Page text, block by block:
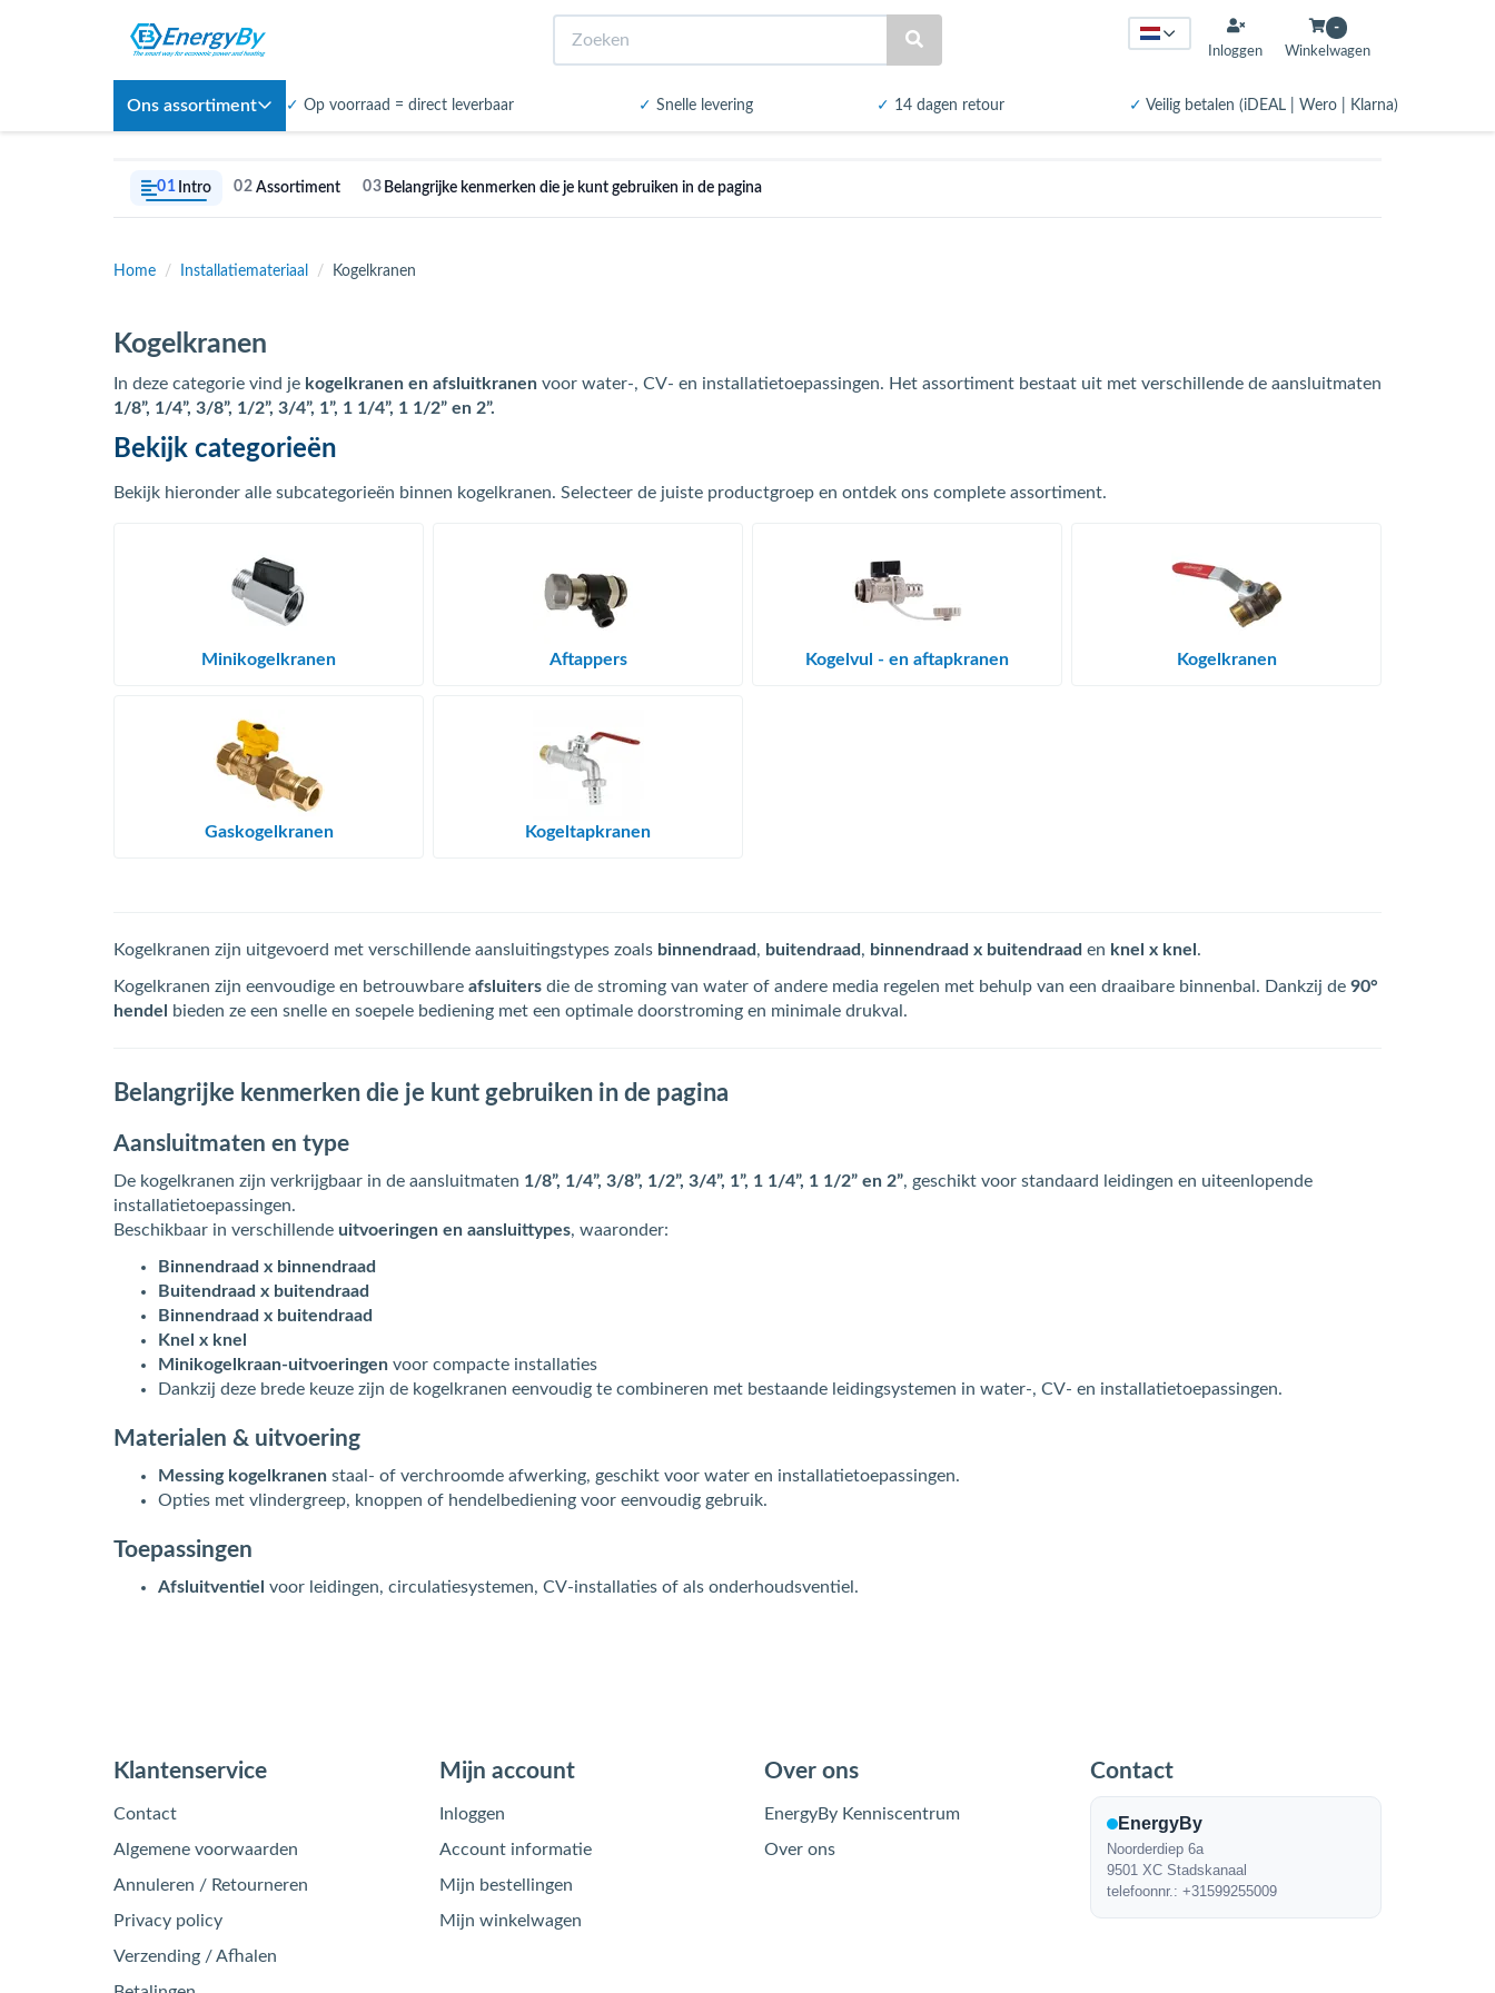
Inloggen
-
Winkelwagen
Ons assortiment ✓ Op voorraad = direct leverbaar ✓ Snelle levering ✓ 14 dagen retour ✓ Veilig betalen (iDEAL | Wero | Klarna)
01 Intro 02 Assortiment 03 Belangrijke kenmerken die je kunt gebruiken in de pagina
Home / Installatiemateriaal / Kogelkranen
Kogelkranen
In deze categorie vind je kogelkranen en afsluitkranen voor water-, CV- en installatietoepassingen. Het assortiment bestaat uit met verschillende de aansluitmaten
1/8”, 1/4”, 3/8”, 1/2”, 3/4”, 1”, 1 1/4”, 1 1/2” en 2”.
Bekijk categorieën
Bekijk hieronder alle subcategorieën binnen kogelkranen. Selecteer de juiste productgroep en ontdek ons complete assortiment.
Minikogelkranen Aftappers Kogelvul - en aftapkranen Kogelkranen
Gaskogelkranen Kogeltapkranen
Kogelkranen zijn uitgevoerd met verschillende aansluitingstypes zoals binnendraad, buitendraad, binnendraad x buitendraad en knel x knel .
Kogelkranen zijn eenvoudige en betrouwbare afsluiters die de stroming van water of andere media regelen met behulp van een draaibare binnenbal. Dankzij de 90°
hendel
bieden ze een snelle en soepele bediening met een optimale doorstroming en minimale drukval.
Belangrijke kenmerken die je kunt gebruiken in de pagina
Aansluitmaten en type
De kogelkranen zijn verkrijgbaar in de aansluitmaten 1/8”, 1/4”, 3/8”, 1/2”, 3/4”, 1”, 1 1/4”, 1 1/2” en 2”, geschikt voor standaard leidingen en uiteenlopende
installatietoepassingen.
Beschikbaar in verschillende uitvoeringen en aansluittypes, waaronder:
Binnendraad x binnendraad
Buitendraad x buitendraad
Binnendraad x buitendraad
Knel x knel
Minikogelkraan-uitvoeringen voor compacte installaties
Dankzij deze brede keuze zijn de kogelkranen eenvoudig te combineren met bestaande leidingsystemen in water-, CV- en installatietoepassingen.
Materialen & uitvoering
Messing kogelkranen staal- of verchroomde afwerking, geschikt voor water en installatietoepassingen.
Opties met vlindergreep, knoppen of hendelbediening voor eenvoudig gebruik.
Toepassingen
Afsluitventiel voor leidingen, circulatiesystemen, CV-installaties of als onderhoudsventiel.
Klantenservice
Contact
Algemene voorwaarden
Annuleren / Retourneren
Privacy policy
Verzending / Afhalen
Mijn account
Inloggen
Account informatie
Mijn bestellingen
Mijn winkelwagen
Over ons
EnergyBy Kenniscentrum
Over ons
Contact
EnergyBy
Noorderdiep 6a
9501 XC Stadskanaal
telefoonnr.: +31599255009